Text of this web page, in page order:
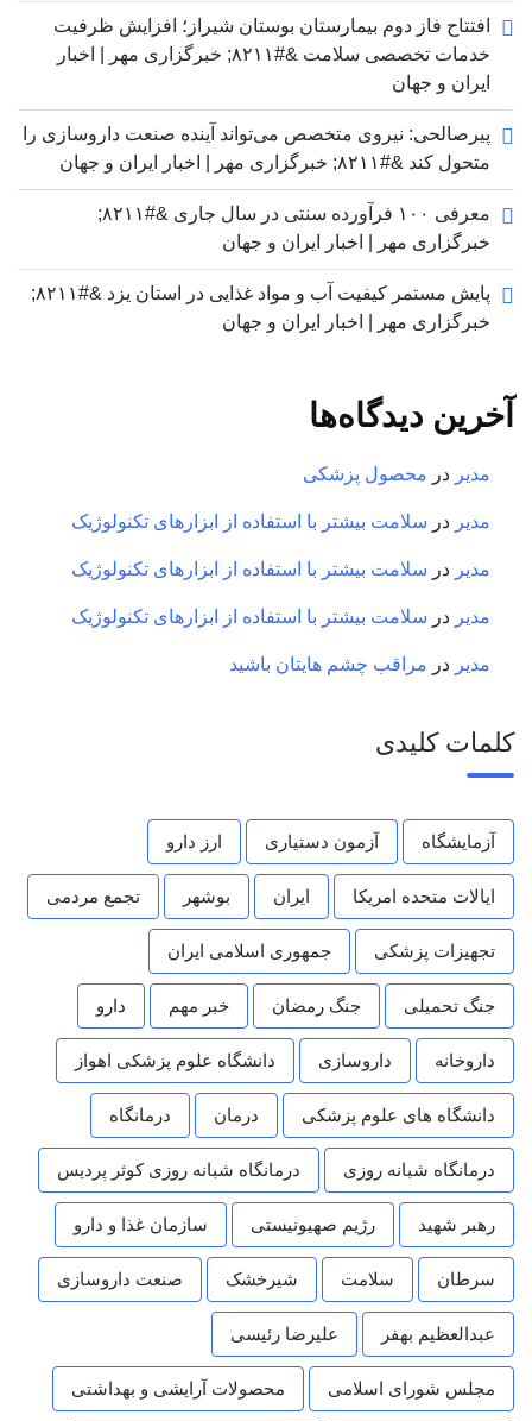
افتتاح فاز دوم بیمارستان بوستان شیراز؛ افزایش ظرفیت
خدمات تخصصی سلامت &#۸۲۱۱; خبرگزاری مهر | اخبار
ایران و جهان
پیرصالحی: نیروی متخصص می‌تواند آینده صنعت داروسازی را
متحول کند &#۸۲۱۱; خبرگزاری مهر | اخبار ایران و جهان
معرفی ۱۰۰ فرآورده سنتی در سال جاری &#۸۲۱۱;
خبرگزاری مهر | اخبار ایران و جهان
پایش مستمر کیفیت آب و مواد غذایی در استان یزد &#۸۲۱۱;
خبرگزاری مهر | اخبار ایران و جهان
آخرین دیدگاه‌ها
مدیر در محصول پزشکی
مدیر در سلامت بیشتر با استفاده از ابزارهای تکنولوژیک
مدیر در سلامت بیشتر با استفاده از ابزارهای تکنولوژیک
مدیر در سلامت بیشتر با استفاده از ابزارهای تکنولوژیک
مدیر در مراقب چشم هایتان باشید
کلمات کلیدی
آزمایشگاه آزمون دستیاری ارز دارو
ایالات متحده امریکا ایران بوشهر تجمع مردمی
تجهیزات پزشکی جمهوری اسلامی ایران
جنگ تحمیلی جنگ رمضان خبر مهم دارو
داروخانه داروسازی دانشگاه علوم پزشکی اهواز
دانشگاه های علوم پزشکی درمان درمانگاه
درمانگاه شبانه روزی درمانگاه شبانه روزی کوثر پردیس
رهبر شهید رژیم صهیونیستی سازمان غذا و دارو
سرطان سلامت شیرخشک صنعت داروسازی
عبدالعظیم بهفر علیرضا رئیسی
مجلس شورای اسلامی محصولات آرایشی و بهداشتی